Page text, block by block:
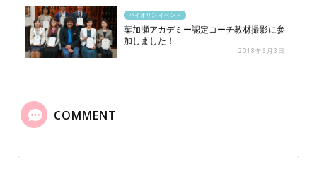
バイオリン イベント
葉加瀬アカデミー認定コーチ教材撮影に参
加しました！
2018年6月3日
COMMENT